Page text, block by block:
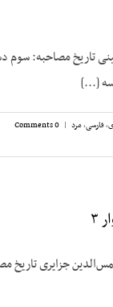
[...]
,فارسی,مرد |
0 Comments
۳